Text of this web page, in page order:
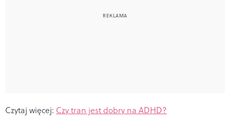
Czytaj więcej: Czy tran jest dobry na ADHD?